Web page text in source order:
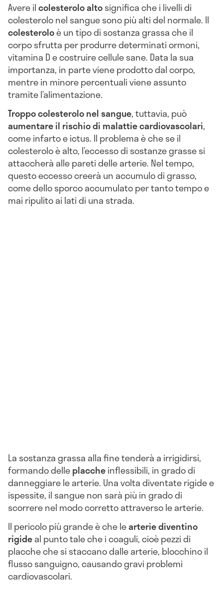
Avere ilcolesterolo altosignifica che i livelli di
colesterolo nel sangue sono più alti del normale. Il
colesteroloè un tipo di sostanza grassa che il
corpo sfrutta per produrre determinati ormoni,
vitamina D e costruire cellule sane. Data la sua
importanza, in parte viene prodotto dal corpo,
mentre in minore percentuali viene assunto
tramite l’alimentazione.
Troppo colesterolo nel sangue, tuttavia, può
aumentare il rischio di malattie cardiovascolari,
come infarto e ictus. Il problema è che se il
colesterolo è alto, l’eccesso di sostanze grasse si
attaccherà alle pareti delle arterie. Nel tempo,
questo eccesso creerà un accumulo di grasso,
come dello sporco accumulato per tanto tempo e
mai ripulito ai lati di una strada.
La sostanza grassa alla fine tenderà a irrigidirsi,
formando delleplaccheinflessibili, in grado di
danneggiare le arterie. Una volta diventate rigide e
ispessite, il sangue non sarà più in grado di
scorrere nel modo corretto attraverso le arterie.
Il pericolo più grande è che learterie diventino
rigideal punto tale che i coaguli, cioè pezzi di
placche che si staccano dalle arterie, blocchino il
flusso sanguigno, causando gravi problemi
cardiovascolari.